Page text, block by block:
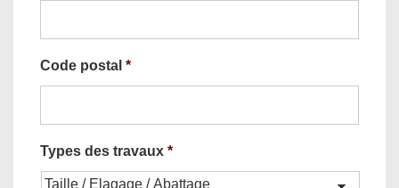
Code postal *
Types des travaux *